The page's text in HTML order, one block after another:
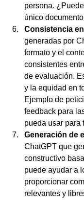
persona.
único
Consistencia en
generadas por
formato y el
consistentes
de evaluación.
y la equidad en
Ejemplo de
feedback para
pueda usar para
Generación de
ChatGPT que
constructivo
puede ayudar a
proporcionar
relevantes y